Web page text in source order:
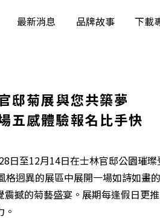
最新消息 品牌故事 下載
邸菊展與您共築夢
五感體驗報名比手快
至12月14日在士林官邸公園璀璨
迥異的展區中展開一場如詩如畫
撼的菊藝盛宴。展期每逢假日更
力。